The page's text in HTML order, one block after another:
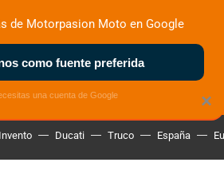
DEPORTIVAS MOTOS ELÉCTRICAS
Invento Ducati Truco España
×
de Motorpasion Moto en Google
como fuente preferida
una cuenta de Google